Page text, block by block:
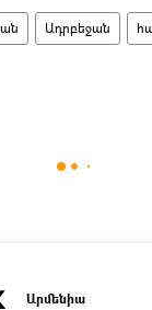
Ադրբեջան
Արմենիա